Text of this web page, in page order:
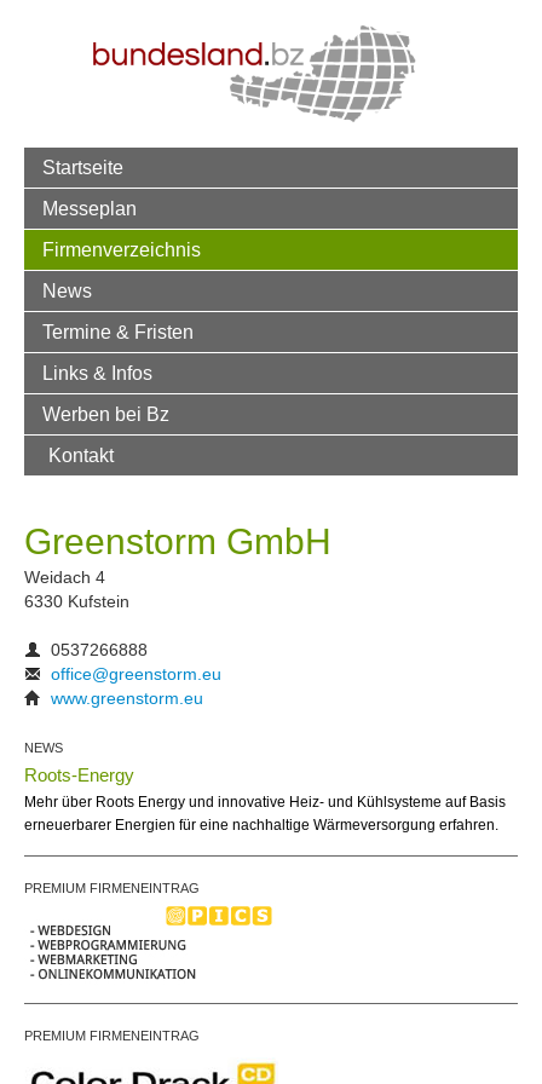
Startseite
Messeplan
Firmenverzeichnis
News
Termine & Fristen
Links & Infos
Werben bei Bz
Kontakt
Greenstorm GmbH
Weidach 4
6330 Kufstein
0537266888
office@greenstorm.eu
www.greenstorm.eu
NEWS
Roots-Energy
Mehr über Roots Energy und innovative Heiz- und Kühlsysteme auf Basis
erneuerbarer Energien für eine nachhaltige Wärmeversorgung erfahren.
PREMIUM FIRMENEINTRAG
PREMIUM FIRMENEINTRAG